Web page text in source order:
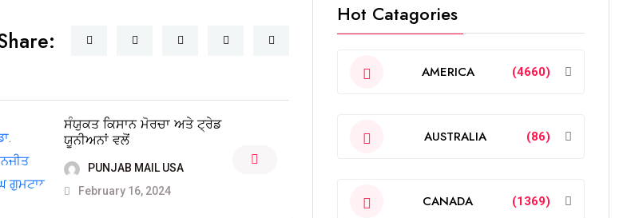
ਸੰਯੁਕਤ ਕਿਸਾਨ ਮੋਰਚਾ ਅਤੇ ਟ੍ਰੇਡ
ਯੂਨੀਅਨਾਂ ਵਲੋਂ
PUNJAB MAIL USA
February 16, 2024
Hot Catagories
AMERICA (4660)
AUSTRALIA (86)
CANADA (1369)